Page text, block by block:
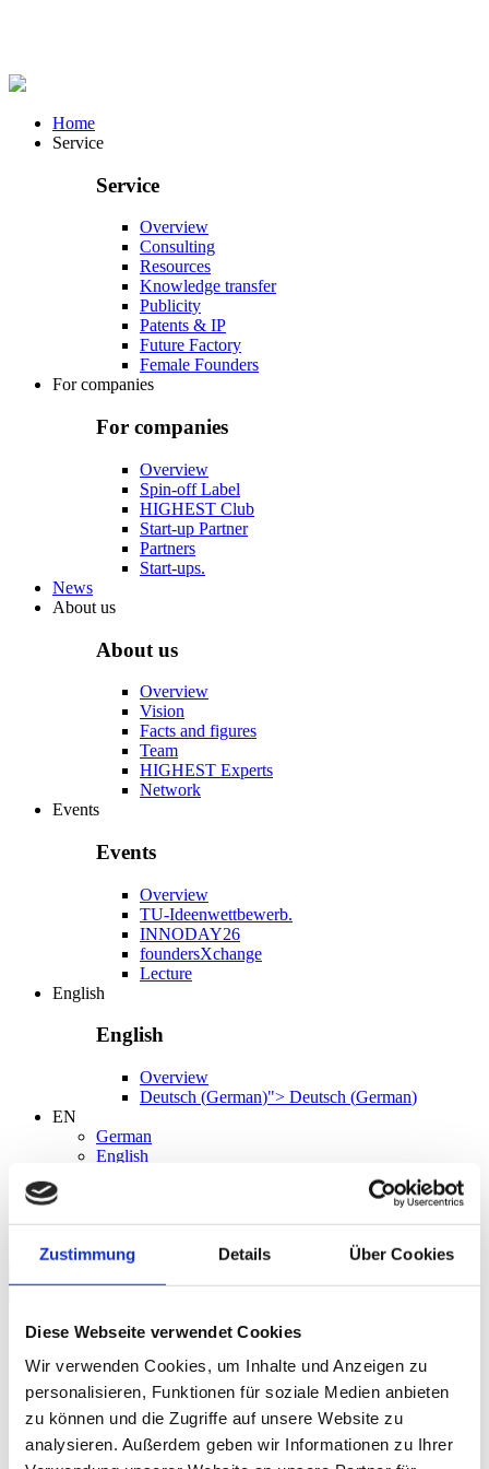
Zustimmung Details Über Cookies
Diese Webseite verwendet Cookies
Wir verwenden Cookies, um Inhalte und Anzeigen zu
personalisieren, Funktionen für soziale Medien anbieten
zu können und die Zugriffe auf unsere Website zu
analysieren. Außerdem geben wir Informationen zu Ihrer
Home
Service
Service
Overview
Consulting
Resources
Knowledge transfer
Publicity
Patents & IP
Future Factory
Female Founders
For companies
For companies
Overview
Spin-off Label
HIGHEST Club
Start-up Partner
Partners
Start-ups.
News
About us
About us
Overview
Vision
Facts and figures
Team
HIGHEST Experts
Network
Events
Events
Overview
TU-Ideenwettbewerb.
INNODAY26
foundersXchange
Lecture
English
English
Overview
Deutsch (German)"> Deutsch (German)
EN
German
English
EN
Language
English